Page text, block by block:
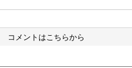
コメントはこちらから